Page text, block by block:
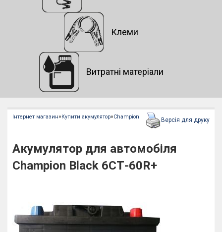
Клеми
Витратні матеріали
Інтернет магазин»Купити акумулятор»Champion Версія для друку
Акумулятор для автомобіля
Champion Black 6СТ-60R+